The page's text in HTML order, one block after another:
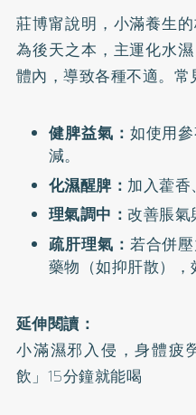
莊博甯說明，小滿養生
為後天之本，主運化水
體內，導致各種不適。常
健脾益氣： 如使用
減。
化濕醒脾： 加入藿香
理氣調中：改善脹氣
疏肝理氣： 若合併
藥物（如抑肝散），
延伸閱讀：
小滿濕邪入侵，身體疲
飲」15分鐘就能喝